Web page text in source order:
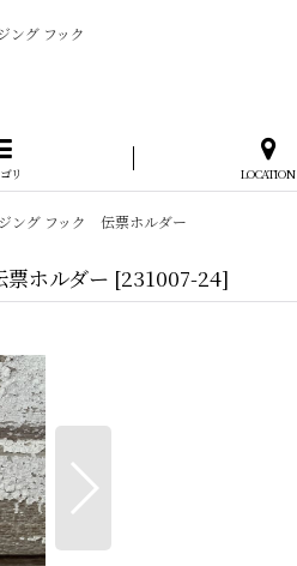
ング フック
リ LOCATION
ング フック 伝票ホルダー
ホルダー [231007-24]